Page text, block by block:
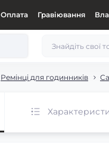
Оплата Гравіювання
Ремінці для годинників